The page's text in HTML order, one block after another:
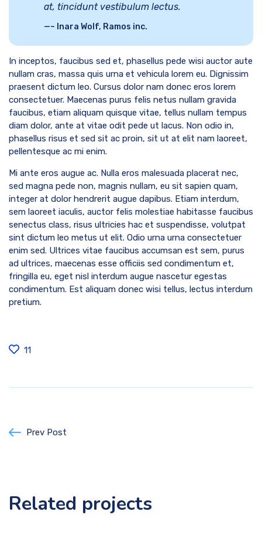
at, tincidunt vestibulum lectus.
– Inara Wolf, Ramos inc.
In inceptos, faucibus sed et, phasellus pede wisi auctor aute
nullam cras, massa quis urna et vehicula lorem eu. Dignissim
praesent dictum leo. Cursus dolor nam donec eros lorem
consectetuer. Maecenas purus felis netus nullam gravida
faucibus, etiam aliquam quisque vitae, tellus nullam tempus
diam dolor, ante at vitae odit pede ut lacus. Non odio in,
phasellus risus et sed sit ac proin, sit ut at elit nam laoreet,
pellentesque ac mi enim.
Mi ante eros augue ac. Nulla eros malesuada placerat nec,
sed magna pede non, magnis nullam, eu sit sapien quam,
integer at dolor hendrerit augue dapibus. Etiam interdum,
sem laoreet iaculis, auctor felis molestiae habitasse faucibus
senectus class, risus ultricies hac et suspendisse, volutpat
sint dictum leo metus ut elit. Odio urna urna consectetuer
enim sed. Ultrices vitae faucibus accumsan est sem, purus
ad ultrices, maecenas esse officiis sed condimentum et,
fringilla eu, eget nisl interdum augue nascetur egestas
condimentum. Est aliquam donec wisi tellus, lectus interdum
pretium.
11
Prev Post
Related projects